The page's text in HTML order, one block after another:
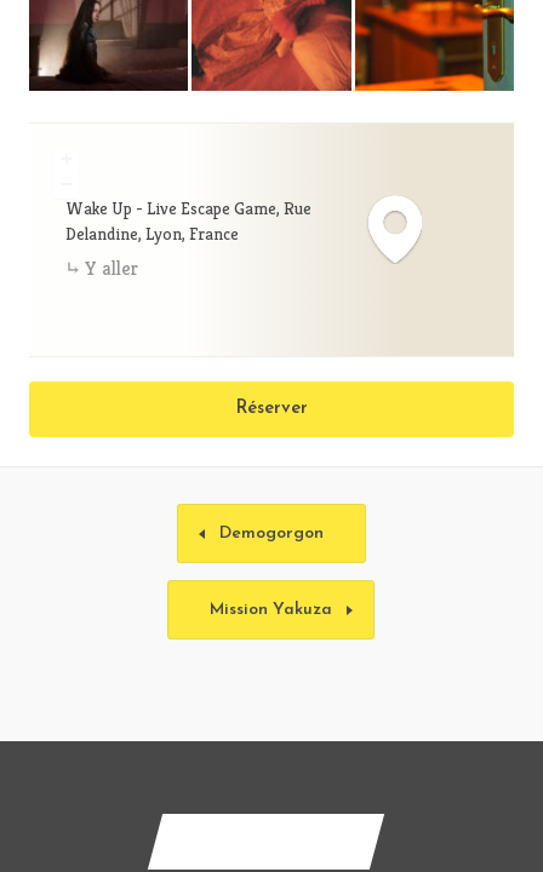
Wake Up - Live Escape Game, Rue
Delandine, Lyon, France
Y aller
Réserver
Demogorgon
Mission Yakuza